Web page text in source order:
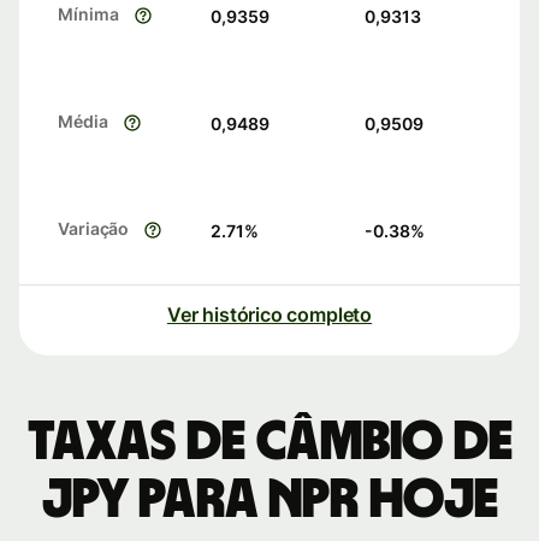
Mínima 0,9359 0,9313
Média 0,9489 0,9509
Variação 2.71% -0.38%
Ver histórico completo
Taxas de câmbio de
JPY para NPR hoje